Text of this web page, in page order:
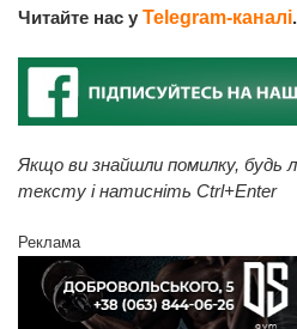
Читайте нас у Telegram-каналі
Якщо ви знайшли помилку, будь
тексту і натисніть Ctrl+Enter
Реклама